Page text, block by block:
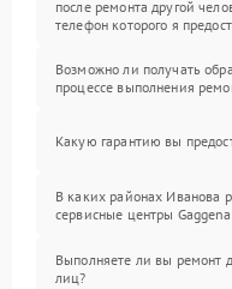
после ремонта другой
телефон которого я
Возможно ли получать
процессе выполнения
Какую гарантию вы
В каких районах Иванова
сервисные центры
Выполняете ли вы ремонт
лиц?